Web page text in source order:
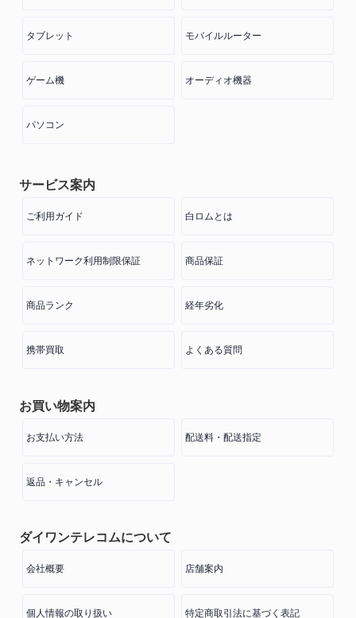
タブレット モバイルルーター
ゲーム機 オーディオ機器
パソコン
サービス案内
ご利用ガイド 白ロムとは
ネットワーク利用制限保証 商品保証
商品ランク 経年劣化
携帯買取 よくある質問
お買い物案内
お支払い方法 配送料・配送指定
返品・キャンセル
ダイワンテレコムについて
会社概要 店舗案内
個人情報の取り扱い 特定商取引法に基づく表記